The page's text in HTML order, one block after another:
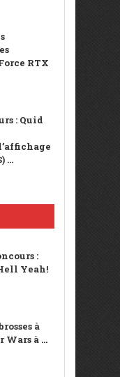
RTX
: Quid
...
:
Yeah!
à
Wars à ...